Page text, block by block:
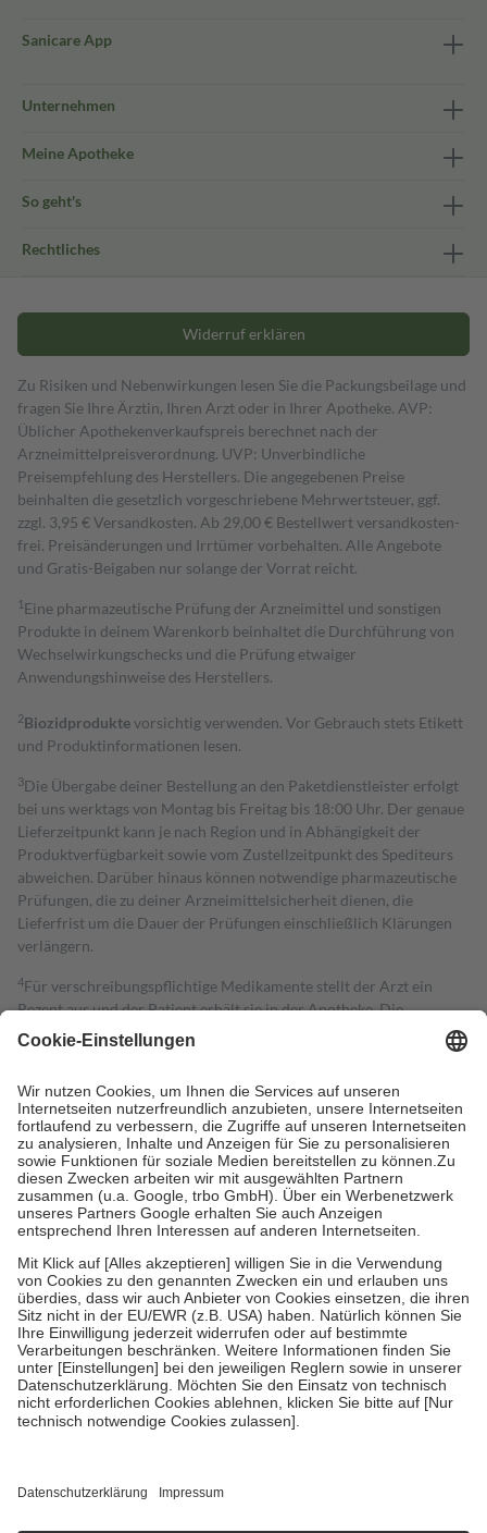
Sanicare App
Unternehmen
Meine Apotheke
So geht's
Rechtliches
Widerruf erklären
Zu Risiken und Nebenwirkungen lesen Sie die Packungsbeilage und
fragen Sie Ihre Ärztin, Ihren Arzt oder in Ihrer Apotheke. AVP:
Üblicher Apothekenverkaufspreis berechnet nach der
Arzneimittelpreisverordnung. UVP: Unverbindliche
Preisempfehlung des Herstellers. Die angegebenen Preise
beinhalten die gesetzlich vorgeschriebene Mehrwertsteuer, ggf.
zzgl. 3,95 € Versandkosten. Ab 29,00 € Bestell­wert versand­kosten­
frei. Preisänderungen und Irrtümer vorbehalten. Alle Angebote
und Gratis-Beigaben nur solange der Vorrat reicht.
1 Eine pharmazeutische Prüfung der Arzneimittel und sonstigen
Produkte in deinem Warenkorb beinhaltet die Durchführung von
Wechselwirkungschecks und die Prüfung etwaiger
Anwendungshinweise des Herstellers.
2Biozidproduktevorsichtig verwenden. Vor Gebrauch stets Etikett
und Produktinformationen lesen.
3Die Übergabe deiner Bestellung an den Paketdienstleister erfolgt
bei uns werktags von Montag bis Freitag bis 18:00 Uhr. Der genaue
Lieferzeitpunkt kann je nach Region und in Abhängigkeit der
Produktverfügbarkeit sowie vom Zustellzeitpunkt des Spediteurs
abweichen. Darüber hinaus können notwendige pharmazeutische
Prüfungen, die zu deiner Arzneimittelsicherheit dienen, die
Lieferfrist um die Dauer der Prüfungen einschließlich Klärungen
verlängern.
4Für verschreibungspflichtige Medikamente stellt der Arzt ein
Rezept aus und der Patient erhält sie in der Apotheke. Die
gesetzliche Krankenversicherung übernimmt in der Regel die
Kosten dafür, der Versicherte trägt einen Teil davon als Zuzahlung
Grundsätzlich leisten Mitglieder Zuzahlungen in Höhe von zehn
Prozent des Abgabepreises,mindestens jedochfünf Euround
höchstens zehn Euro.Es sind jedoch nie mehr als die tatsächlichen
Kosten der Leistung zu entrichten.
Diese Regeln gelten grundsätzlich auch für Online-Apotheken.
Bei Heilmitteln und häuslicher Krankenpflege beträgt die
Zuzahlung zehn Prozent der Kosten sowie zehn Euro je
Verordnung.
Um das Engagement der Versicherten für ihre eigene Gesundheit zu
stärken und die besondere Stellung der Familie zu unterstützen,
fallenkeine Zuzahlungenan bei:
• Kindern und Jugendlichen bis zum vollendeten 18. Lebensjahr
mit Ausnahme der Fahrkosten
• Untersuchungen zur Vorsorge und Früherkennung, die von der
GKV getragen werden
Einholung von Bewertungen. Trusted Shops hat Maßnahmen